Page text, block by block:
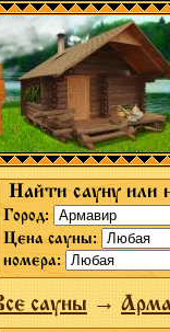
Найти сауну или
Город:
Цена сауны:
номера:
сауны→